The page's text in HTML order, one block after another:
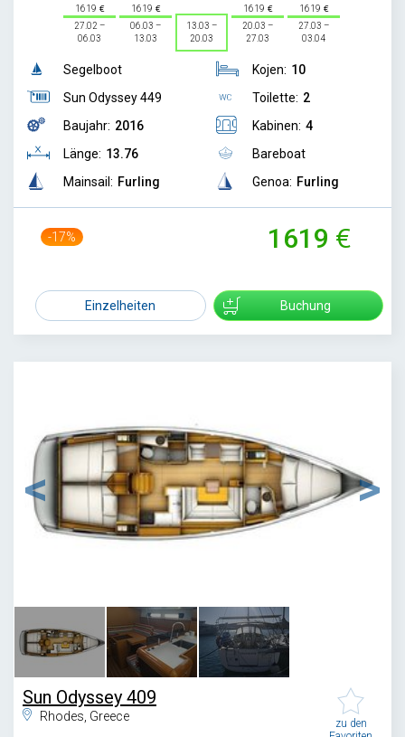
1619
27.02 –
06.03
1619
06.03 –
13.03
13.03 –
20.03
1619
20.03 –
27.03
1619
27.03 –
03.04
Segelboot
Sun Odyssey 449
Baujahr: 2016
Länge: 13.76
Mainsail: Furling
Kojen: 10
Toilette: 2
Kabinen: 4
Bareboat
Genoa: Furling
-17% 1619
Einzelheiten Buchung
Sun Odyssey 409
Rhodes, Greece
zu den